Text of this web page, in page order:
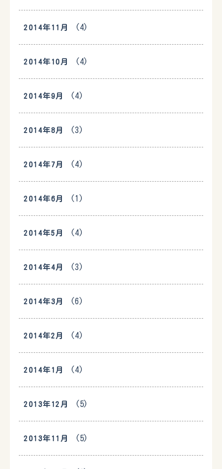
2014年11月 (4)
2014年10月 (4)
2014年9月 (4)
2014年8月 (3)
2014年7月 (4)
2014年6月 (1)
2014年5月 (4)
2014年4月 (3)
2014年3月 (6)
2014年2月 (4)
2014年1月 (4)
2013年12月 (5)
2013年11月 (5)